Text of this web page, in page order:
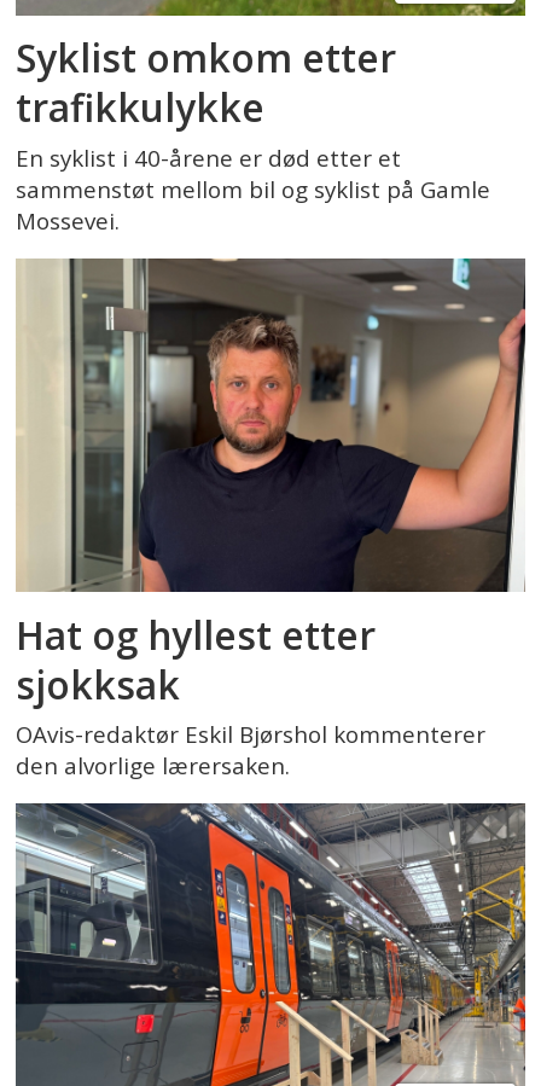
Syklist omkom etter
trafikkulykke
En syklist i 40-årene er død etter et
sammenstøt mellom bil og syklist på Gamle
Mossevei.
Hat og hyllest etter
sjokksak
OAvis-redaktør Eskil Bjørshol kommenterer
den alvorlige lærersaken.